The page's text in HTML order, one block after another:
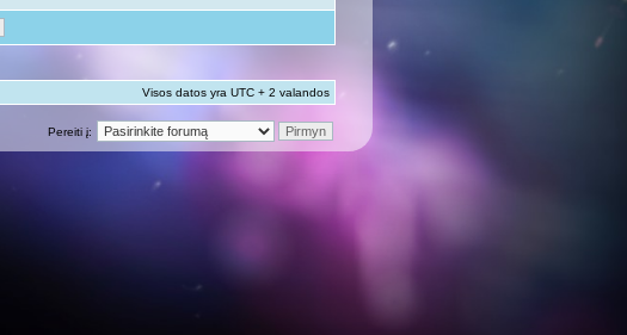
Visos datos yra UTC + 2 valandos
Pereiti į: